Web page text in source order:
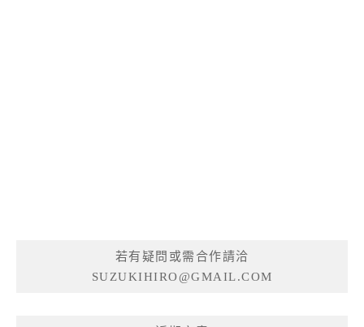
若有疑問或需合作請洽
SUZUKIHIRO@GMAIL.COM